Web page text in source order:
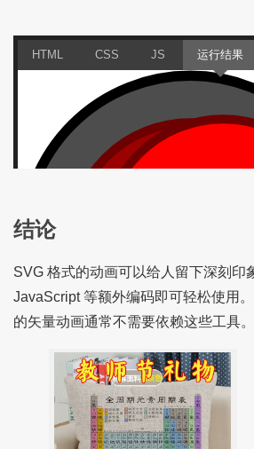
结论
SVG 格式的动画可以给人留下深刻印
JavaScript 等额外编码即可轻松使用
的矢量动画通常不需要依赖这些工具。